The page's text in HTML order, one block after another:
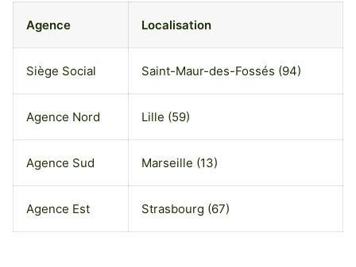
Agence Localisation
Siège Social Saint-Maur-des-Fossés (94)
Agence Nord Lille (59)
Agence Sud Marseille (13)
Agence Est Strasbourg (67)